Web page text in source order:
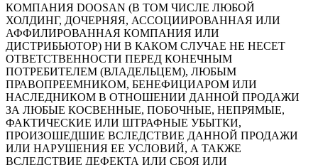
КОМПАНИЯ DOOSAN (В ТОМ ЧИСЛЕ ЛЮБОЙ
ХОЛДИНГ, ДОЧЕРНЯЯ, АССОЦИИРОВАННАЯ ИЛИ
АФФИЛИРОВАННАЯ КОМПАНИЯ ИЛИ
ДИСТРИБЬЮТОР) НИ В КАКОМ СЛУЧАЕ НЕ НЕСЕТ
ОТВЕТСТВЕННОСТИ ПЕРЕД КОНЕЧНЫМ
ПОТРЕБИТЕЛЕМ (ВЛАДЕЛЬЦЕМ), ЛЮБЫМ
ПРАВОПРЕЕМНИКОМ, БЕНЕФИЦИАРОМ ИЛИ
НАСЛЕДНИКОМ В ОТНОШЕНИИ ДАННОЙ ПРОДАЖИ
ЗА ЛЮБЫЕ КОСВЕННЫЕ, ПОБОЧНЫЕ, НЕПРЯМЫЕ,
ФАКТИЧЕСКИЕ ИЛИ ШТРАФНЫЕ УБЫТКИ,
ПРОИЗОШЕДШИЕ ВСЛЕДСТВИЕ ДАННОЙ ПРОДАЖИ
ИЛИ НАРУШЕНИЯ ЕЕ УСЛОВИЙ, А ТАКЖЕ
ВСЛЕДСТВИЕ ДЕФЕКТА ИЛИ СБОЯ ИЛИ